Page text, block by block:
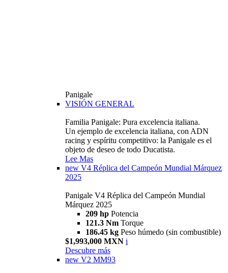
Panigale
VISIÓN GENERAL
Familia Panigale: Pura excelencia italiana.
Un ejemplo de excelencia italiana, con ADN
racing y espíritu competitivo: la Panigale es el
objeto de deseo de todo Ducatista.
Lee Mas
new V4 Réplica del Campeón Mundial Márquez
2025
Panigale V4 Réplica del Campeón Mundial
Márquez 2025
209 hp Potencia
121.3 Nm Torque
186.45 kg Peso húmedo (sin combustible)
$1,993,000 MXN i
Descubre más
new V2 MM93